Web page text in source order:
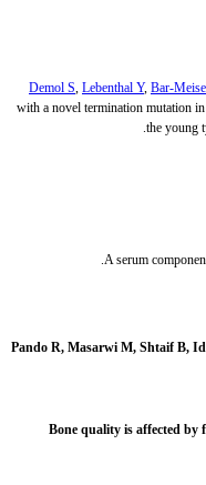
Demol S, Lebenthal Y, Bar-
with a novel termination mutation
the young
A serum
Pando R, Masarwi M, Shtaif B,
Bone quality is affected